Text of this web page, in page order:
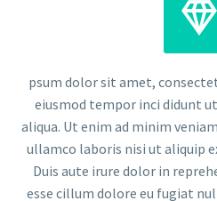


psum dolor sit amet,
eiusmod tempor inci didunt
aliqua. Ut enim ad minim
ullamco laboris nisi ut aliquip
Duis aute irure dolor in
esse cillum dolore eu fugiat